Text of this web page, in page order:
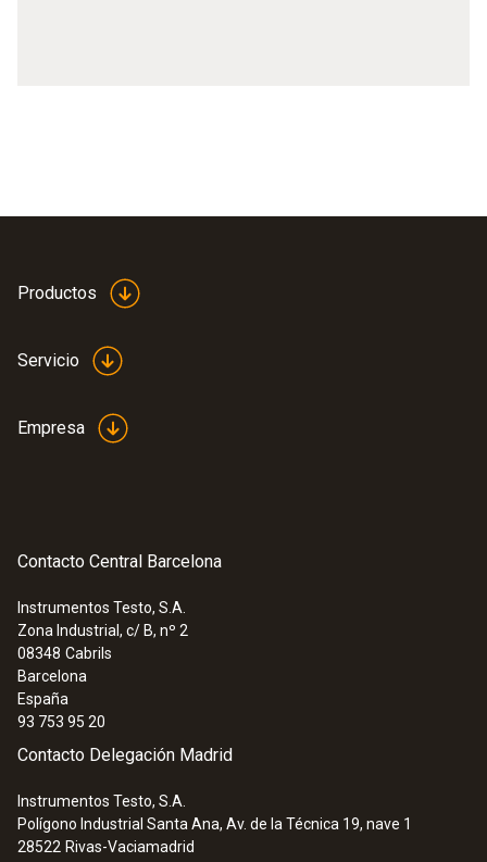
Productos
Servicio
Empresa
Contacto Central Barcelona
Instrumentos Testo, S.A.
Zona Industrial, c/ B, nº 2
08348 Cabrils
Barcelona
España
93 753 95 20
Contacto Delegación Madrid
Instrumentos Testo, S.A.
Polígono Industrial Santa Ana, Av. de la Técnica 19, nave 1
28522 Rivas-Vaciamadrid